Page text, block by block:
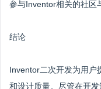
参与Inventor相关的社区
结论
Inventor二次开发为用户
和设计质量。尽管在开